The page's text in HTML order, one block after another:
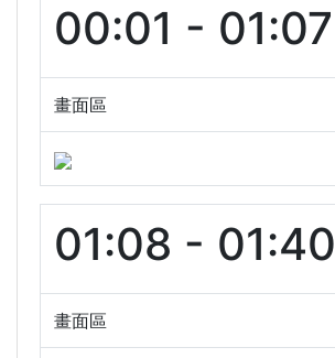
00:01 - 01:07
畫面區
01:08 - 01:40
畫面區